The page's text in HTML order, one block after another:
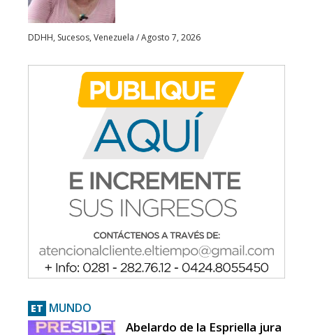
DDHH, Sucesos, Venezuela /Agosto 7, 2026
ET MUNDO
Abelardo de la Espriella jura